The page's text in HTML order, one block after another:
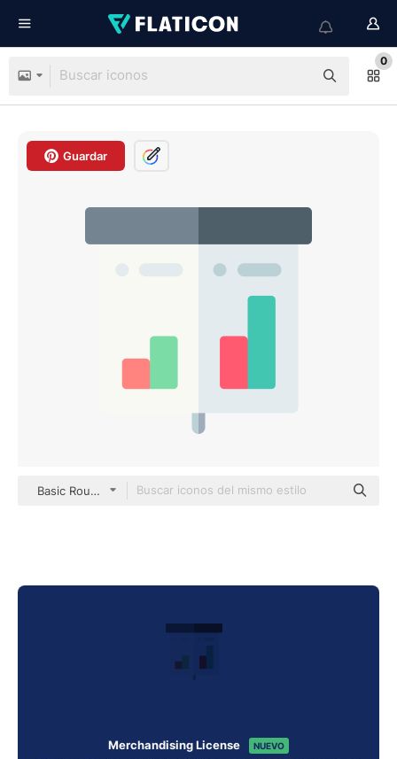
0
Guardar
Basic Rounded Flat
Merchandising License NUEVO